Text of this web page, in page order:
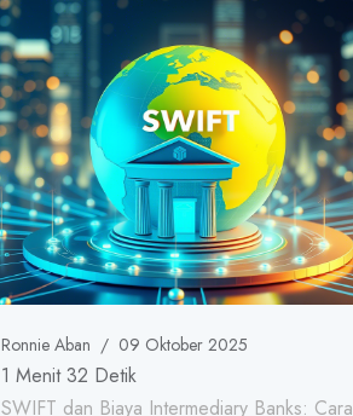
Ronnie Aban / 09 Oktober 2025
1 Menit 32 Detik
SWIFT dan Biaya Intermediary Banks: Cara